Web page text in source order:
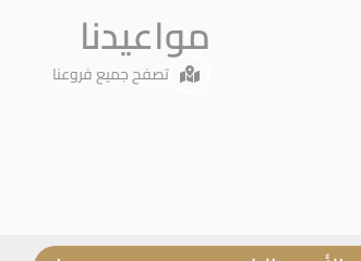
مواعيدنا
تصفح جميع فروعنا